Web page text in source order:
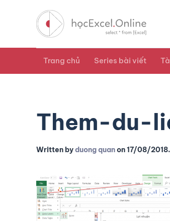
Trang chủ Series bài viết
Them-du-
Written byduong quanon17/08/2018.